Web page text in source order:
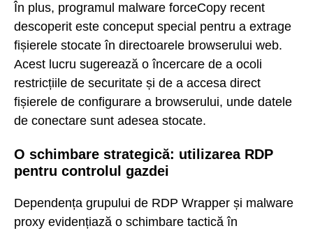
În plus, programul malware forceCopy recent
descoperit este conceput special pentru a extrage
fișierele stocate în directoarele browserului web.
Acest lucru sugerează o încercare de a ocoli
restricțiile de securitate și de a accesa direct
fișierele de configurare a browserului, unde datele
de conectare sunt adesea stocate.
O schimbare strategică: utilizarea RDP
pentru controlul gazdei
Dependența grupului de RDP Wrapper și malware
proxy evidențiază o schimbare tactică în